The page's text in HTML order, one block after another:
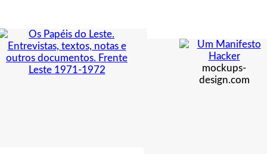
mockups-
design.com